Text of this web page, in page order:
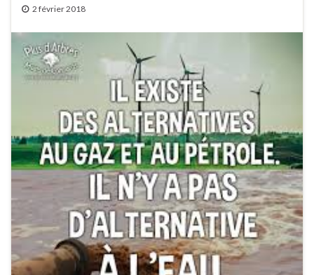
2 février 2018